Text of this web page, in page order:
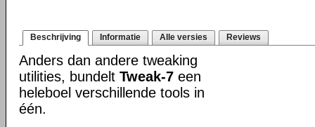
Beschrijving Informatie Alle versies Reviews
Anders dan andere tweaking
utilities, bundelt Tweak-7 een
heleboel verschillende tools in
één.